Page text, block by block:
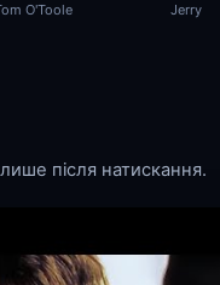
O'Toole Jerry
після натискання.